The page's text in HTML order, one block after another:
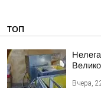
ТОП
Вчера,